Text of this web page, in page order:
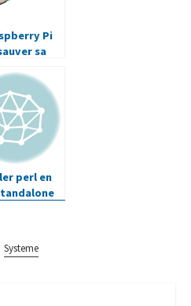
Pi
sa
perl en
Systeme